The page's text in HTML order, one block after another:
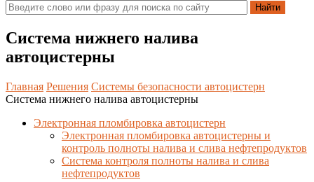
Система нижнего налива
автоцистерны
Главная Решения Системы безопасности автоцистерн
Система нижнего налива автоцистерны
Электронная пломбировка автоцистерн
Электронная пломбировка автоцистерны и
контроль полноты налива и слива нефтепродуктов
Система контроля полноты налива и слива
нефтепродуктов